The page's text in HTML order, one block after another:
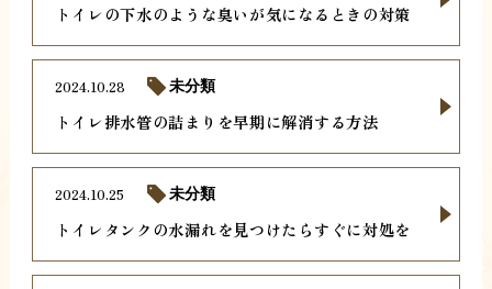
トイレの下水のような臭いが気になるときの対策
トイレ排水管の詰まりを早期に解消する方法
2024.10.28 未分類
トイレタンクの水漏れを見つけたらすぐに対処を
2024.10.25 未分類